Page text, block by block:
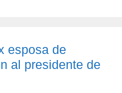
esposa de
al presidente de